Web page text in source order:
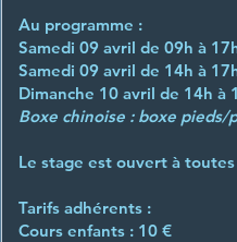
Au programme :
Samedi 09 avril de 09h à
Samedi 09 avril de 14h à
Dimanche 10 avril de 14h à
Boxe chinoise : boxe
Le stage est ouvert à
Tarifs adhérents :
Cours enfants : 10 €